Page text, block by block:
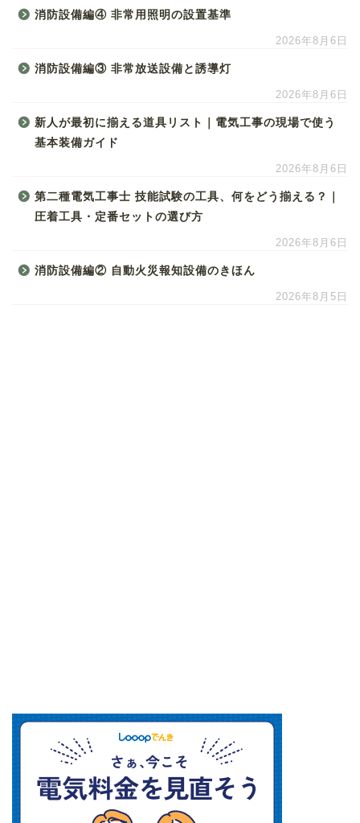
消防設備編④ 非常用照明の設置基準
2026年8月6日
消防設備編③ 非常放送設備と誘導灯
2026年8月6日
新人が最初に揃える道具リスト｜電気工事の現場で使う
基本装備ガイド
2026年8月6日
第二種電気工事士 技能試験の工具、何をどう揃える？｜
圧着工具・定番セットの選び方
2026年8月6日
消防設備編② 自動火災報知設備のきほん
2026年8月5日